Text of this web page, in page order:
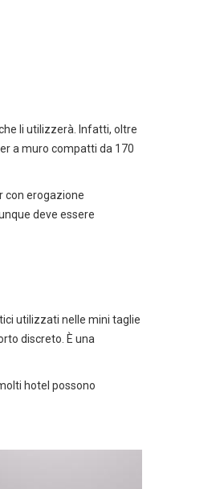
li utilizzerà. Infatti, oltre
a muro compatti da 170
con erogazione
deve essere
utilizzati nelle mini taglie
discreto. È una
hotel possono